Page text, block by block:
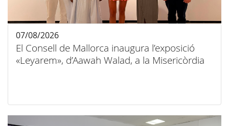
El Consell de Mallorca inaugura l’exposició
«Leyarem», d’Aawah Walad, a la Misericòrdia
07/08/2026